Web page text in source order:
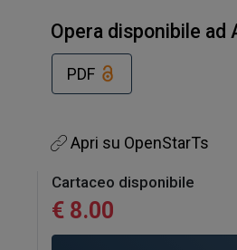
Opera disponibile ad
PDF
Apri su OpenStarTs
Cartaceo disponibile
€ 8.00